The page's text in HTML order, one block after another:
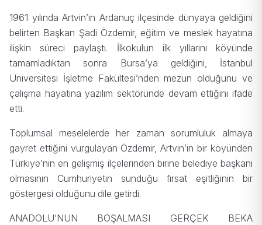
1961 yılında Artvin’in Ardanuç ilçesinde dünyaya geldiğini
belirten Başkan Şadi Özdemir, eğitim ve meslek hayatına
ilişkin süreci paylaştı. İlkokulun ilk yıllarını köyünde
tamamladıktan sonra Bursa’ya geldiğini, İstanbul
Üniversitesi İşletme Fakültesi’nden mezun olduğunu ve
çalışma hayatına yazılım sektöründe devam ettiğini ifade
etti.
Toplumsal meselelerde her zaman sorumluluk almaya
gayret ettiğini vurgulayan Özdemir, Artvin’in bir köyünden
Türkiye’nin en gelişmiş ilçelerinden birine belediye başkanı
olmasının Cumhuriyetin sunduğu fırsat eşitliğinin bir
göstergesi olduğunu dile getirdi.
ANADOLU’NUN BOŞALMASI GERÇEK BEKA